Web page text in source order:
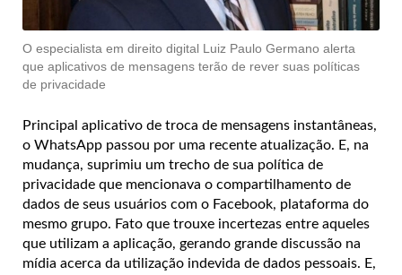
O especialista em direito digital Luiz Paulo Germano alerta
que aplicativos de mensagens terão de rever suas políticas
de privacidade
Principal aplicativo de troca de mensagens instantâneas,
o WhatsApp passou por uma recente atualização. E, na
mudança, suprimiu um trecho de sua política de
privacidade que mencionava o compartilhamento de
dados de seus usuários com o Facebook, plataforma do
mesmo grupo. Fato que trouxe incertezas entre aqueles
que utilizam a aplicação, gerando grande discussão na
mídia acerca da utilização indevida de dados pessoais. E,